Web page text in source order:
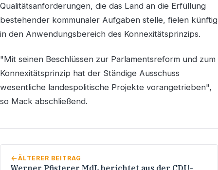
Qualitätsanforderungen, die das Land an die Erfüllung
bestehender kommunaler Aufgaben stelle, fielen künftig
in den Anwendungsbereich des Konnexitätsprinzips.
"Mit seinen Beschlüssen zur Parlamentsreform und zum
Konnexitätsprinzip hat der Ständige Ausschuss
wesentliche landespolitische Projekte vorangetrieben",
so Mack abschließend.
ÄLTERER BEITRAG
Werner Pfisterer MdL berichtet aus der CDU-